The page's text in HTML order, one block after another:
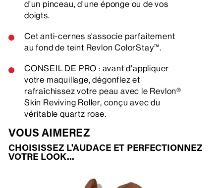
d'un pinceau, d'une éponge ou de vos
doigts.
Cet anti-cernes s'associe parfaitement
au fond de teint Revlon ColorStay™.
CONSEIL DE PRO : avant d'appliquer
votre maquillage, dégonflez et
rafraîchissez votre peau avec le Revlon®
Skin Reviving Roller, conçu avec du
véritable quartz rose.
VOUS AIMEREZ
CHOISISSEZ L'AUDACE ET PERFECTIONNEZ
VOTRE LOOK...